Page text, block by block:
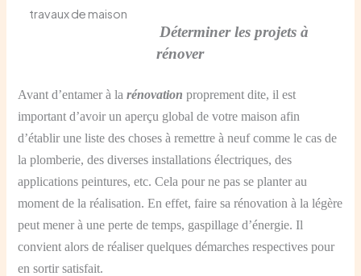
travaux de maison
Déterminer les projets à
rénover
Avant d’entamer à larénovation proprement dite, il est
important d’avoir un aperçu global de votre maison afin
d’établir une liste des choses à remettre à neuf comme le cas de
la plomberie, des diverses installations électriques, des
applications peintures, etc. Cela pour ne pas se planter au
moment de la réalisation. En effet, faire sa rénovation à la légère
peut mener à une perte de temps, gaspillage d’énergie. Il
convient alors de réaliser quelques démarches respectives pour
en sortir satisfait.